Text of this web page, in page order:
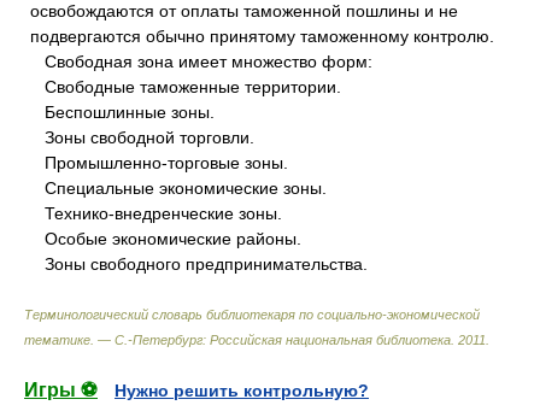
освобождаются от оплаты таможенной пошлины и не
подвергаются обычно принятому таможенному контролю.
Свободная зона имеет множество форм:
Свободные таможенные территории.
Беспошлинные зоны.
Зоны свободной торговли.
Промышленно-торговые зоны.
Специальные экономические зоны.
Технико-внедренческие зоны.
Особые экономические районы.
Зоны свободного предпринимательства.
Терминологический словарь библиотекаря по социально-экономической
тематике. — С.-Петербург: Российская национальная библиотека 2011
Игры ⚽
Нужно решить контрольную?